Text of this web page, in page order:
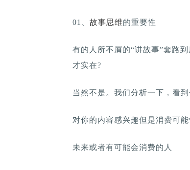
01、 故事思维的重要性
有的人所不屑的“讲故事”套路
才实在?
当然不是。我们分析一下，看
对你的内容感兴趣但是消费可能
未来或者有可能会消费的人